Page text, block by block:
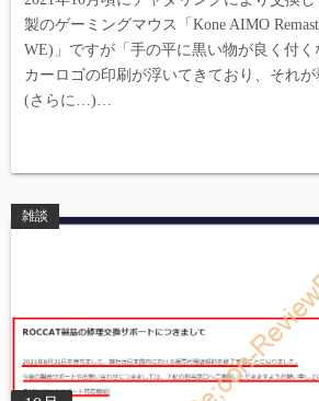
製のゲーミングマウス「Kone AIMO
WE)」ですが「手の平に黒い物が良く付
カーロゴの印刷が浮いてきており、それが
(さらに…)…
雑談